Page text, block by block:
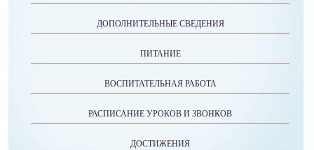
ДОПОЛНИТЕЛЬНЫЕ СВЕДЕНИЯ
ПИТАНИЕ
ВОСПИТАТЕЛЬНАЯ РАБОТА
РАСПИСАНИЕ УРОКОВ И ЗВОНКОВ
ДОСТИЖЕНИЯ